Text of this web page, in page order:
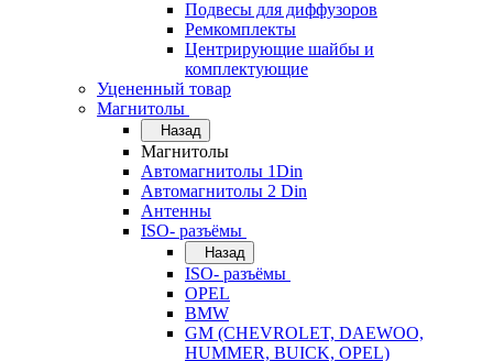
Подвесы для диффузоров
Ремкомплекты
Центрирующие шайбы и
комплектующие
Уцененный товар
Магнитолы
Назад
Магнитолы
Автомагнитолы 1Din
Автомагнитолы 2 Din
Антенны
ISO- разъёмы
Назад
ISO- разъёмы
OPEL
BMW
GM (CHEVROLET, DAEWOO,
HUMMER, BUICK, OPEL)